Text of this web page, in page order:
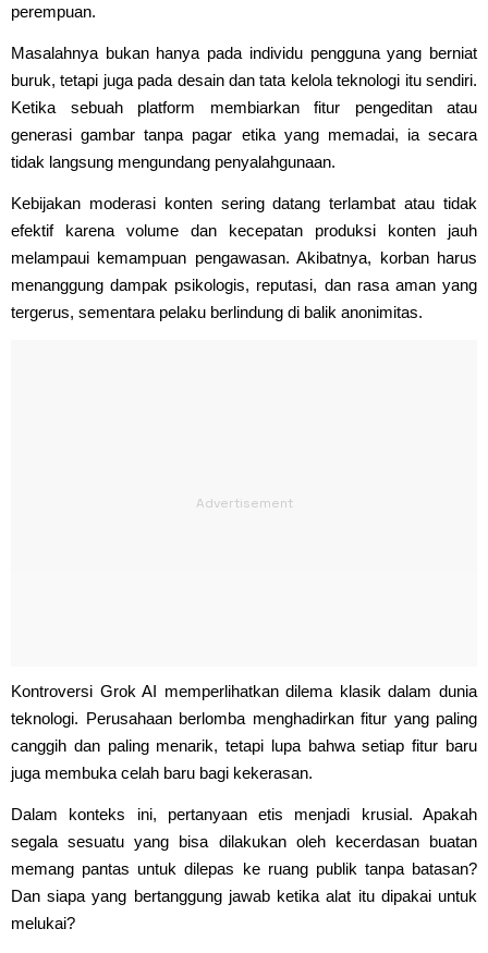
perempuan.
Masalahnya bukan hanya pada individu pengguna yang berniat
buruk, tetapi juga pada desain dan tata kelola teknologi itu sendiri.
Ketika sebuah platform membiarkan fitur pengeditan atau
generasi gambar tanpa pagar etika yang memadai, ia secara
tidak langsung mengundang penyalahgunaan.
Kebijakan moderasi konten sering datang terlambat atau tidak
efektif karena volume dan kecepatan produksi konten jauh
melampaui kemampuan pengawasan. Akibatnya, korban harus
menanggung dampak psikologis, reputasi, dan rasa aman yang
tergerus, sementara pelaku berlindung di balik anonimitas.
Kontroversi Grok AI memperlihatkan dilema klasik dalam dunia
teknologi. Perusahaan berlomba menghadirkan fitur yang paling
canggih dan paling menarik, tetapi lupa bahwa setiap fitur baru
juga membuka celah baru bagi kekerasan.
Dalam konteks ini, pertanyaan etis menjadi krusial. Apakah
segala sesuatu yang bisa dilakukan oleh kecerdasan buatan
memang pantas untuk dilepas ke ruang publik tanpa batasan?
Dan siapa yang bertanggung jawab ketika alat itu dipakai untuk
melukai?